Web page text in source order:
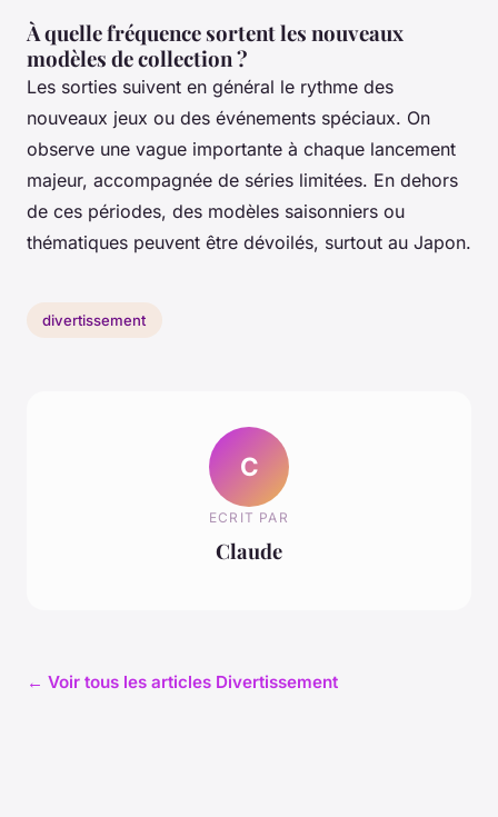
À quelle fréquence sortent les nouveaux
modèles de collection ?
Les sorties suivent en général le rythme des
nouveaux jeux ou des événements spéciaux. On
observe une vague importante à chaque lancement
majeur, accompagnée de séries limitées. En dehors
de ces périodes, des modèles saisonniers ou
thématiques peuvent être dévoilés, surtout au Japon.
divertissement
C
ECRIT PAR
Claude
← Voir tous les articles Divertissement